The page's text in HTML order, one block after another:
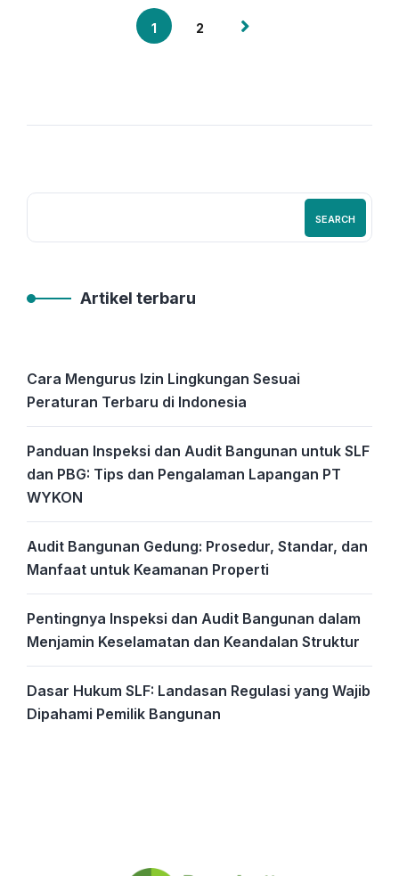
1 2
SEARCH
Artikel terbaru
Cara Mengurus Izin Lingkungan Sesuai
Peraturan Terbaru di Indonesia
Panduan Inspeksi dan Audit Bangunan untuk SLF
dan PBG: Tips dan Pengalaman Lapangan PT
WYKON
Audit Bangunan Gedung: Prosedur, Standar, dan
Manfaat untuk Keamanan Properti
Pentingnya Inspeksi dan Audit Bangunan dalam
Menjamin Keselamatan dan Keandalan Struktur
Dasar Hukum SLF: Landasan Regulasi yang Wajib
Dipahami Pemilik Bangunan